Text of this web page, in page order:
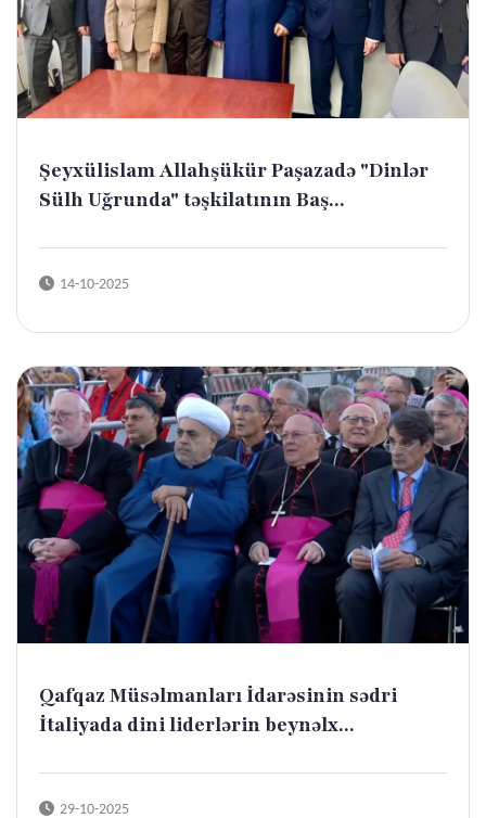
Şeyxülislam Allahşükür Paşazadə "Dinlər
Sülh Uğrunda" təşkilatının Baş...
14-10-2025
Qafqaz Müsəlmanları İdarəsinin sədri
İtaliyada dini liderlərin beynəlx...
29-10-2025